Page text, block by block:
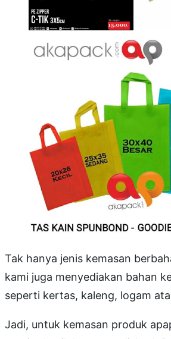
Tak hanya jenis kemasan
kami juga menyediakan bahan
seperti kertas, kaleng, logam
Jadi, untuk kemasan produk